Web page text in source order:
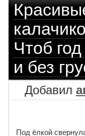
Чтоб
и без
Добавил
Под ёлкой